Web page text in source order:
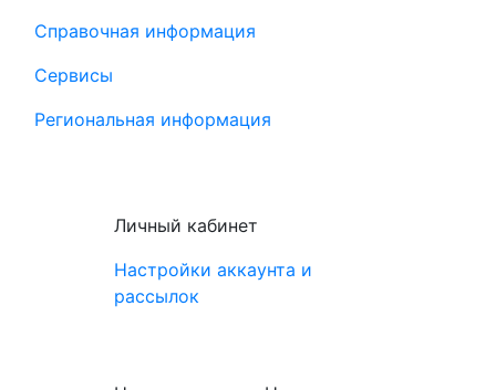
Справочная информация
Сервисы
Региональная информация
Личный кабинет
Настройки аккаунта и
рассылок